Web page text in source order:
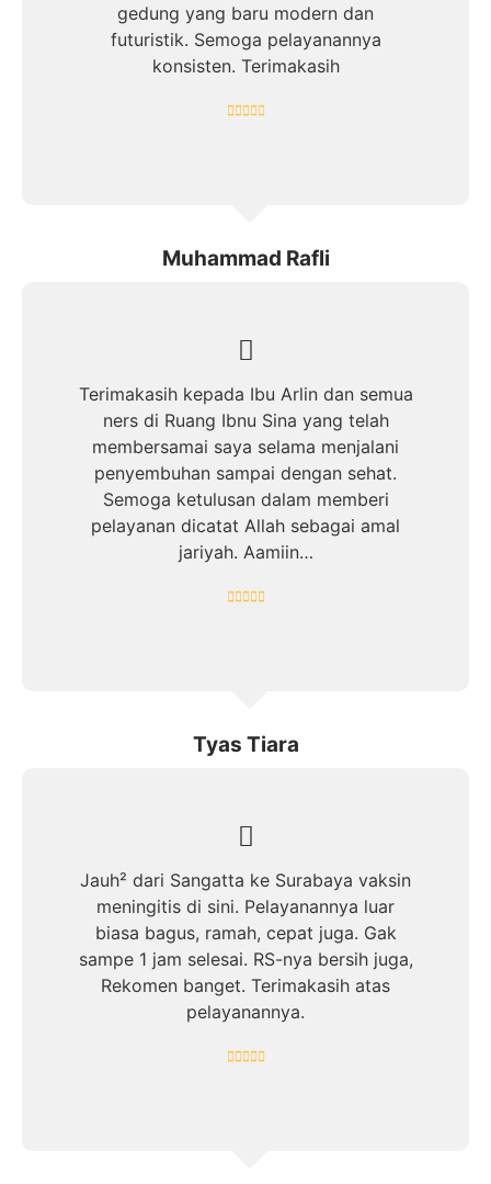
gedung yang baru modern dan
futuristik. Semoga pelayanannya
konsisten. Terimakasih
Muhammad Rafli
Terimakasih kepada Ibu Arlin dan semua
ners di Ruang Ibnu Sina yang telah
membersamai saya selama menjalani
penyembuhan sampai dengan sehat.
Semoga ketulusan dalam memberi
pelayanan dicatat Allah sebagai amal
jariyah. Aamiin…
Tyas Tiara
Jauh² dari Sangatta ke Surabaya vaksin
meningitis di sini. Pelayanannya luar
biasa bagus, ramah, cepat juga. Gak
sampe 1 jam selesai. RS-nya bersih juga,
Rekomen banget. Terimakasih atas
pelayanannya.